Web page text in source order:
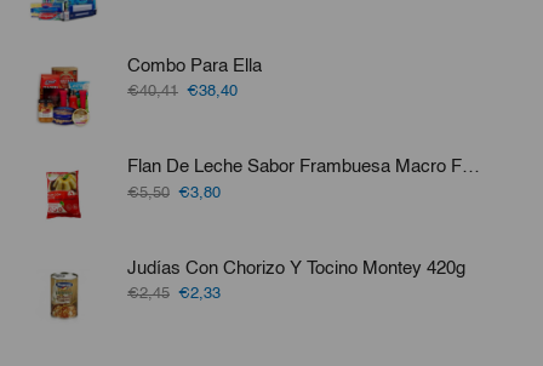
€16,30.€15,98.
Combo Para Ella
€40,41 El
era:
€40,41.
€38,40El
es:
€38,40.
Flan De Leche Sabor Frambuesa Macro Food 1kg
€5,50 El
era:
€5,50.
€3,80El
es:
€3,80.
Judías Con Chorizo Y Tocino Montey 420g
€2,45 El
€2,33El